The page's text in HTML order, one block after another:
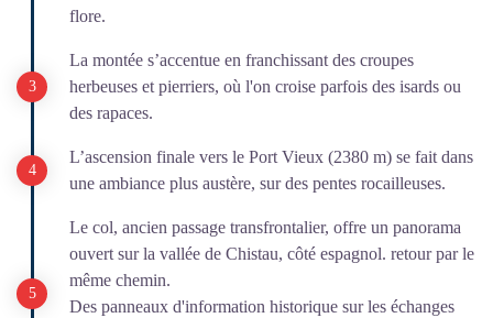
flore.
La montée s’accentue en franchissant des croupes
herbeuses et pierriers, où l'on croise parfois des isards ou
des rapaces.
L’ascension finale vers le Port Vieux (2380 m) se fait dans
une ambiance plus austère, sur des pentes rocailleuses.
Le col, ancien passage transfrontalier, offre un panorama
ouvert sur la vallée de Chistau, côté espagnol. retour par le
même chemin.
Des panneaux d'information historique sur les échanges